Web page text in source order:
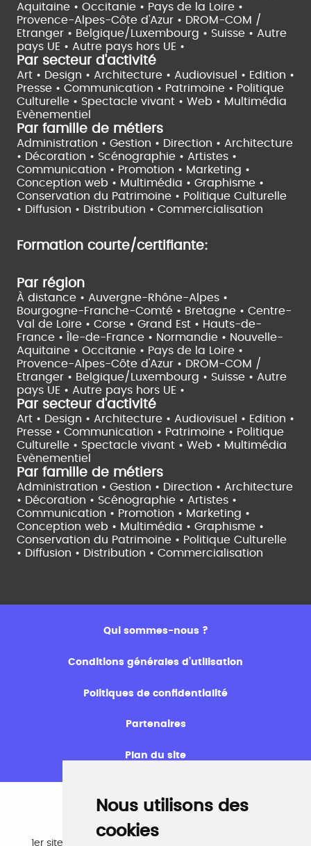
Nous utilisons des
cookies
Aquitaine • Occitanie • Pays de la Loire •
Provence-Alpes-Côte d'Azur • DROM-COM /
Etranger • Belgique/Luxembourg • Suisse • Autre
pays UE • Autre pays hors UE •
Par secteur d'activité
Art • Design • Architecture • Audiovisuel • Edition •
Presse • Communication • Patrimoine • Politique
Culturelle • Spectacle vivant • Web • Multimédia
Evènementiel
Par famille de métiers
Administration • Gestion • Direction • Architecture
• Décoration • Scénographie • Artistes •
Communication • Promotion • Marketing •
Conception web • Multimédia • Graphisme •
Conservation du Patrimoine • Politique Culturelle
• Diffusion • Distribution • Commercialisation
Formation courte/certifiante:
Par région
À distance • Auvergne-Rhône-Alpes •
Bourgogne-Franche-Comté • Bretagne • Centre-
Val de Loire • Corse • Grand Est • Hauts-de-
France • Île-de-France • Normandie • Nouvelle-
Aquitaine • Occitanie • Pays de la Loire •
Provence-Alpes-Côte d'Azur • DROM-COM /
Etranger • Belgique/Luxembourg • Suisse • Autre
pays UE • Autre pays hors UE •
Par secteur d'activité
Art • Design • Architecture • Audiovisuel • Edition •
Presse • Communication • Patrimoine • Politique
Culturelle • Spectacle vivant • Web • Multimédia
Evènementiel
Par famille de métiers
Administration • Gestion • Direction • Architecture
• Décoration • Scénographie • Artistes •
Communication • Promotion • Marketing •
Conception web • Multimédia • Graphisme •
Conservation du Patrimoine • Politique Culturelle
• Diffusion • Distribution • Commercialisation
Qui sommes-nous ?
Conditions générales d’utilisation
Politiques de confidentialité
Partenaires
Plan du site
Emploi
1er site emploi du secteur culturel 784.000 visites et